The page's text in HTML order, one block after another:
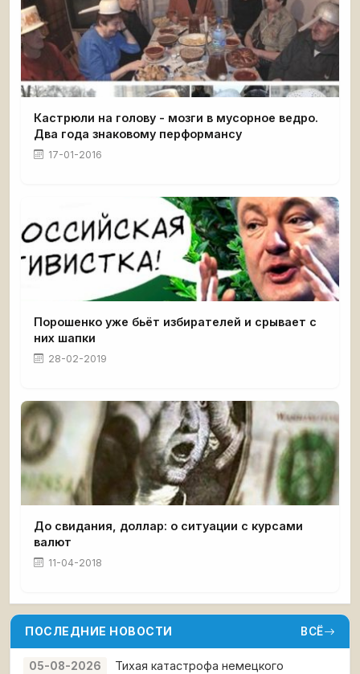
Кастрюли на голову - мозги в мусорное ведро.
Два года знаковому перформансу
17-01-2016
Порошенко уже бьёт избирателей и срывает с
них шапки
28-02-2019
До свидания, доллар: о ситуации с курсами
валют
11-04-2018
ПОСЛЕДНИЕ НОВОСТИ ВСЁ
05-08-2026 Тихая катастрофа немецкого